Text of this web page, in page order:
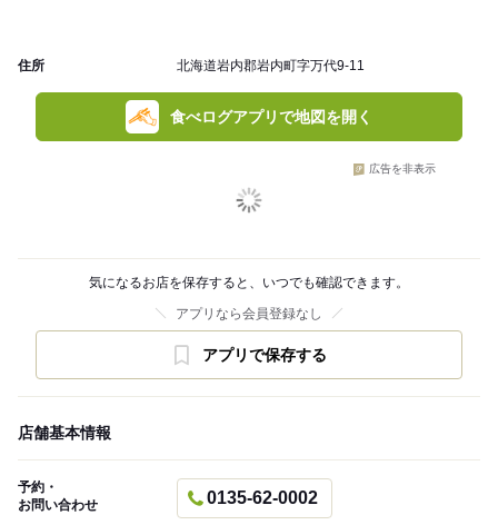
住所 北海道岩内郡岩内町字万代9-11
食べログアプリで地図を開く
広告を非表示
気になるお店を保存すると、いつでも確認できます。
アプリなら会員登録なし
アプリで保存する
店舗基本情報
予約・
お問い合わせ
0135-62-0002